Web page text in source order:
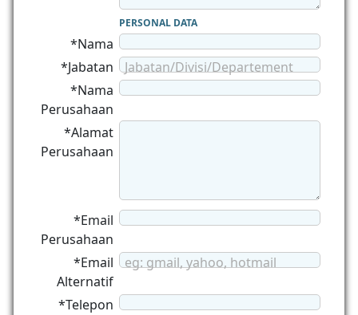
PERSONAL DATA
*Nama
*Jabatan
Jabatan/Divisi/Departement
*Nama
Perusahaan
*Alamat
Perusahaan
*Email
Perusahaan
*Email
Alternatif
eg: gmail, yahoo, hotmail
*Telepon